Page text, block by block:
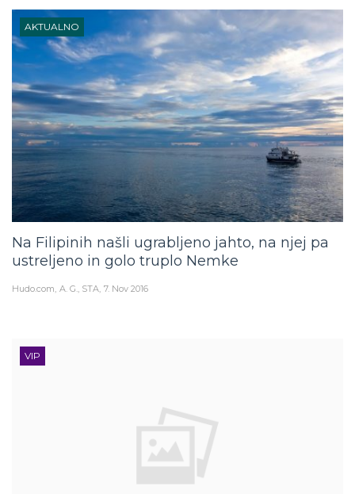
AKTUALNO
Na Filipinih našli ugrabljeno jahto, na njej pa
ustreljeno in golo truplo Nemke
Hudo.com A. G., STA 7. Nov 2016
VIP